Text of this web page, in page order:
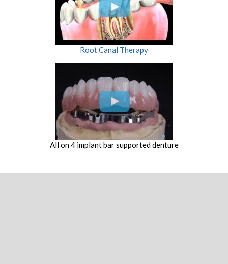
Root Canal Therapy
All on 4 implant bar supported denture